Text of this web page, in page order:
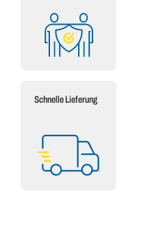
Schnelle Lieferung